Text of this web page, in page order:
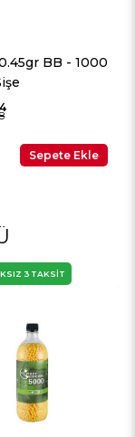
BB - 1000
Sepete Ekle
3 TAKSİT